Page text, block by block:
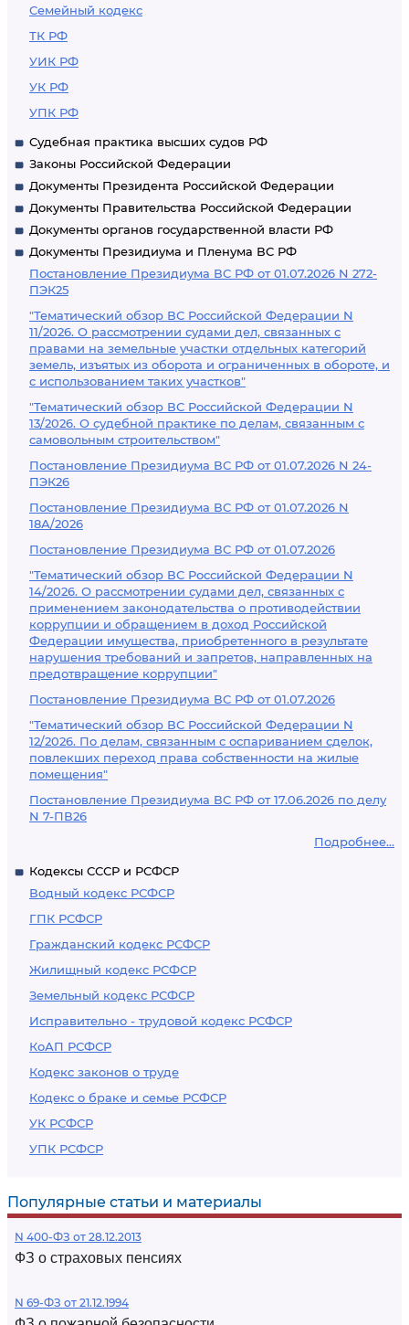
Семейный кодекс
ТК РФ
УИК РФ
УК РФ
УПК РФ
Судебная практика высших судов РФ
Законы Российской Федерации
Документы Президента Российской Федерации
Документы Правительства Российской Федерации
Документы органов государственной власти РФ
Документы Президиума и Пленума ВС РФ
Постановление Президиума ВС РФ от 01.07.2026 N 272-
ПЭК25
"Тематический обзор ВС Российской Федерации N
11/2026. О рассмотрении судами дел, связанных с
правами на земельные участки отдельных категорий
земель, изъятых из оборота и ограниченных в обороте, и
с использованием таких участков"
"Тематический обзор ВС Российской Федерации N
13/2026. О судебной практике по делам, связанным с
самовольным строительством"
Постановление Президиума ВС РФ от 01.07.2026 N 24-
ПЭК26
Постановление Президиума ВС РФ от 01.07.2026 N
18А/2026
Постановление Президиума ВС РФ от 01.07.2026
"Тематический обзор ВС Российской Федерации N
14/2026. О рассмотрении судами дел, связанных с
применением законодательства о противодействии
коррупции и обращением в доход Российской
Федерации имущества, приобретенного в результате
нарушения требований и запретов, направленных на
предотвращение коррупции"
Постановление Президиума ВС РФ от 01.07.2026
"Тематический обзор ВС Российской Федерации N
12/2026. По делам, связанным с оспариванием сделок,
повлекших переход права собственности на жилые
помещения"
Постановление Президиума ВС РФ от 17.06.2026 по делу
N 7-ПВ26
Подробнее...
Кодексы СССР и РСФСР
Водный кодекс РСФСР
ГПК РСФСР
Гражданский кодекс РСФСР
Жилищный кодекс РСФСР
Земельный кодекс РСФСР
Исправительно - трудовой кодекс РСФСР
КоАП РСФСР
Кодекс законов о труде
Кодекс о браке и семье РСФСР
УК РСФСР
УПК РСФСР
Популярные статьи и материалы
N 400-ФЗ от 28.12.2013
ФЗ о страховых пенсиях
N 69-ФЗ от 21.12.1994